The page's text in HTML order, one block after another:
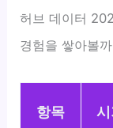
허브 데이터
경험을 쌓아볼
항목 시